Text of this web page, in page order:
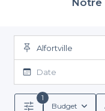
Notre
Alfortville
Date
1
Budget